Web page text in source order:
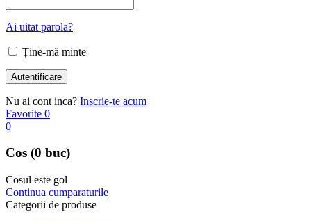
Ai uitat parola?
Ține-mă minte
Nu ai cont inca? Inscrie-te acum
Favorite 0
0
Cos (0 buc)
Cosul este gol
Continua cumparaturile
Categorii de produse